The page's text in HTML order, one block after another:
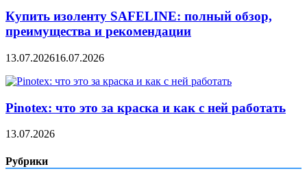
Купить изоленту SAFELINE: полный обзор,
преимущества и рекомендации
13.07.202616.07.2026
Pinotex: что это за краска и как с ней работать
13.07.2026
Рубрики